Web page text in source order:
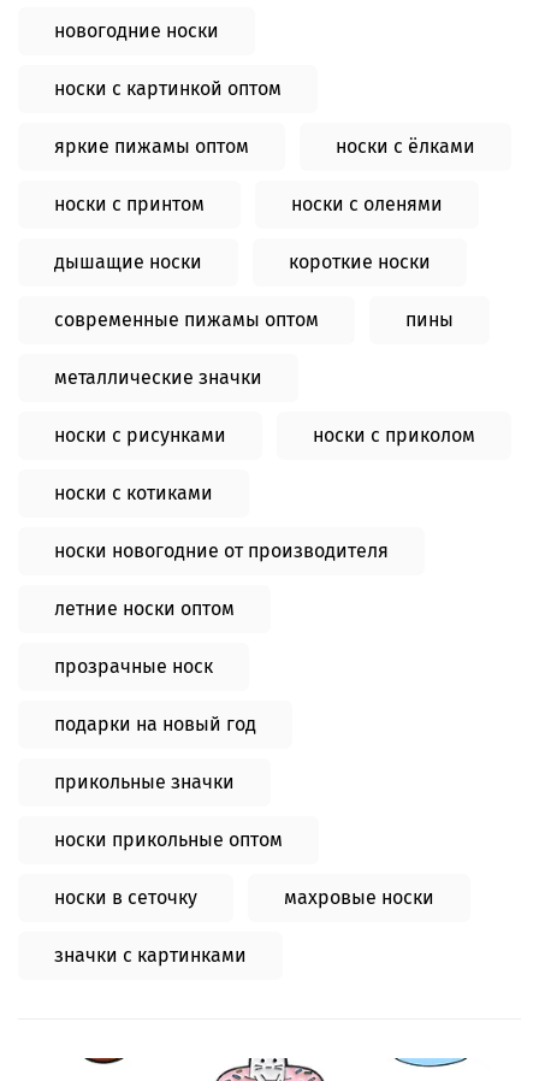
новогодние носки
носки с картинкой оптом
яркие пижамы оптом носки с ёлками
носки с принтом носки с оленями
дышащие носки короткие носки
современные пижамы оптом пины
металлические значки
носки с рисунками носки с приколом
носки с котиками
носки новогодние от производителя
летние носки оптом
прозрачные носк
подарки на новый год
прикольные значки
носки прикольные оптом
носки в сеточку махровые носки
значки с картинками